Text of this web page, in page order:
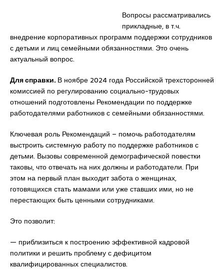
Вопросы рассматривались
прикладные, в т.ч.
внедрение корпоративных программ поддержки сотрудников
с детьми и лиц семейными обязанностями. Это очень
актуальный вопрос.
Для справки.В ноябре 2024 года Российской трехсторонней
комиссией по регулированию социально-трудовых
отношений подготовлены Рекомендации по поддержке
работодателями работников с семейными обязанностями.
Ключевая роль Рекомендаций – помочь работодателям
выстроить системную работу по поддержке работников с
детьми. Вызовы современной демографической повестки
таковы, что отвечать на них должны и работодатели. При
этом на первый план выходит забота о женщинах,
готовящихся стать мамами или уже ставших ими, но не
перестающих быть ценными сотрудниками.
Это позволит:
— приблизиться к построению эффективной кадровой
политики и решить проблему с дефицитом
квалифицированных специалистов.